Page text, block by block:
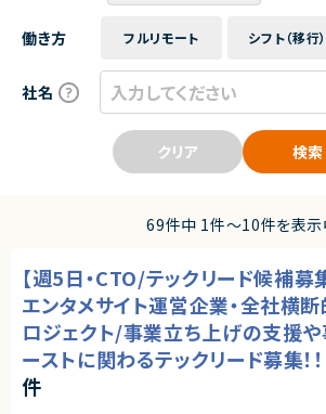
働き方 フルリモート シフト（移行）
社名
クリア 検索
69件中 1件〜10件を表示
【週5日・CTO/テックリード候補募
エンタメサイト運営企業・全社横
ロジェクト/事業立ち上げの支援
ーストに関わるテックリード募集！！
件